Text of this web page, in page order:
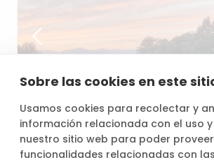
Sobre las cookies en este
Usamos cookies para recolectar y
información relacionada con el uso
nuestro sitio web para poder proveer
funcionalidades relacionadas con
desde
33,60 €
/h